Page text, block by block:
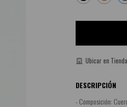
Ubicar en Tienda
DESCRIPCIÓN
- Composición: